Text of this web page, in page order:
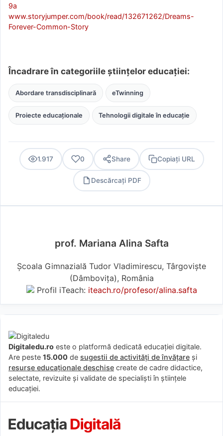
9a
www.storyjumper.com/book/read/132671262/Dreams-
Forever-Common-Story
Încadrare în categoriile științelor educației:
Abordare transdisciplinară eTwinning
Proiecte educaționale Tehnologii digitale în educație
1.917 0 Share Copiați URL
Descărcați PDF
prof. Mariana Alina Safta
Școala Gimnazială Tudor Vladimirescu, Târgoviște
(Dâmboviţa), România
Profil iTeach: iteach.ro/profesor/alina.safta
Digitaledu.ro este o platformă dedicată educației digitale.
Are peste 15.000 de sugestii de activități de învățare și
resurse educaționale deschise create de cadre didactice,
selectate, revizuite și validate de specialiști în științele
educației.